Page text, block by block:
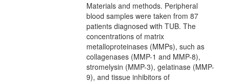
Materials and methods. Peripheral
blood samples were taken from 87
patients diagnosed with TUB. The
concentrations of matrix
metalloproteinases (MMPs), such as
collagenases (MMP-1 and MMP-8),
stromelysin (MMP-3), gelatinase (MMP-
9), and tissue inhibitors of